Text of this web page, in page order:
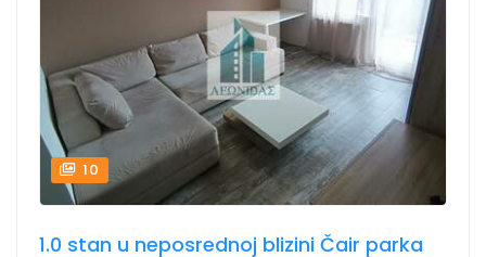
10
1.0 stan u neposrednoj blizini Čair parka